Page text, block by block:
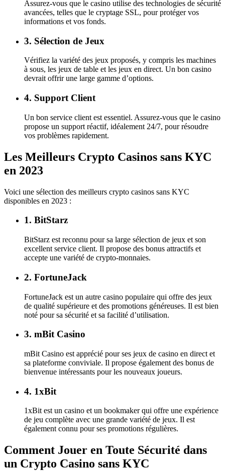
Assurez-vous que le casino utilise des technologies de sécurité
avancées, telles que le cryptage SSL, pour protéger vos
informations et vos fonds.
3. Sélection de Jeux
Vérifiez la variété des jeux proposés, y compris les machines
à sous, les jeux de table et les jeux en direct. Un bon casino
devrait offrir une large gamme d’options.
4. Support Client
Un bon service client est essentiel. Assurez-vous que le casino
propose un support réactif, idéalement 24/7, pour résoudre
vos problèmes rapidement.
Les Meilleurs Crypto Casinos sans KYC
en 2023
Voici une sélection des meilleurs crypto casinos sans KYC
disponibles en 2023 :
1. BitStarz
BitStarz est reconnu pour sa large sélection de jeux et son
excellent service client. Il propose des bonus attractifs et
accepte une variété de crypto-monnaies.
2. FortuneJack
FortuneJack est un autre casino populaire qui offre des jeux
de qualité supérieure et des promotions généreuses. Il est bien
noté pour sa sécurité et sa facilité d’utilisation.
3. mBit Casino
mBit Casino est apprécié pour ses jeux de casino en direct et
sa plateforme conviviale. Il propose également des bonus de
bienvenue intéressants pour les nouveaux joueurs.
4. 1xBit
1xBit est un casino et un bookmaker qui offre une expérience
de jeu complète avec une grande variété de jeux. Il est
également connu pour ses promotions régulières.
Comment Jouer en Toute Sécurité dans
un Crypto Casino sans KYC